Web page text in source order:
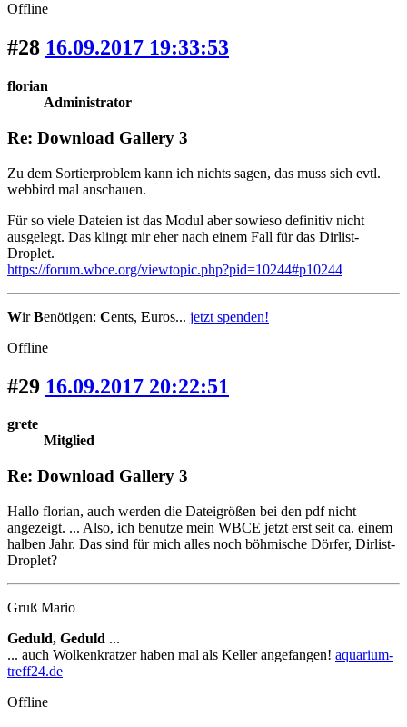
Offline
#28 16.09.2017 19:33:53
florian
Administrator
Re: Download Gallery 3
Zu dem Sortierproblem kann ich nichts sagen, das muss sich evtl.
webbird mal anschauen.
Für so viele Dateien ist das Modul aber sowieso definitiv nicht
ausgelegt. Das klingt mir eher nach einem Fall für das Dirlist-
Droplet.
https://forum.wbce.org/viewtopic.php?pid=10244#p10244
WirBenötigen: Cents, Euros... jetzt spenden!
Offline
#29 16.09.2017 20:22:51
grete
Mitglied
Re: Download Gallery 3
Hallo florian, auch werden die Dateigrößen bei den pdf nicht
angezeigt. ... Also, ich benutze mein WBCE jetzt erst seit ca. einem
halben Jahr. Das sind für mich alles noch böhmische Dörfer, Dirlist-
Droplet?
Gruß Mario
Geduld, Geduld ...
... auch Wolkenkratzer haben mal als Keller angefangen! aquarium-
treff24.de
Offline